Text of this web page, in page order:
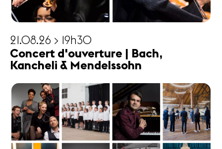
21.08.26 > 19h30
Concert d'ouverture | Bach,
Kancheli & Mendelssohn